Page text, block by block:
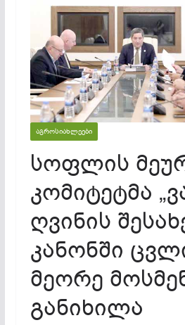
ᲐᲒᲠᲝᲡᲘᲐᲮᲚᲔᲔᲑᲘ
სოფლის
კომიტეტმა
ღვინის
კანონში
მეორე
განიხილა